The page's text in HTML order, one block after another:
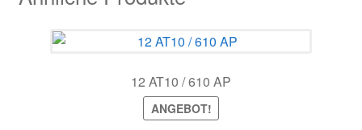
12 AT10 / 610 AP
ANGEBOT!